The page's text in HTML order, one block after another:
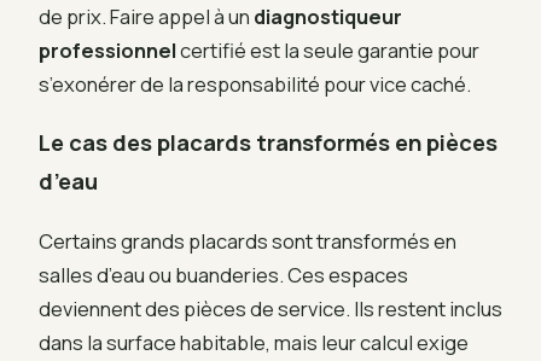
de prix. Faire appel à un diagnostiqueur
professionnelcertifié est la seule garantie pour
s’exonérer de la responsabilité pour vice caché.
Le cas des placards transformés en pièces
d’eau
Certains grands placards sont transformés en
salles d’eau ou buanderies. Ces espaces
deviennent des pièces de service. Ils restent inclus
dans la surface habitable, mais leur calcul exige